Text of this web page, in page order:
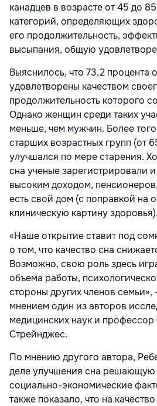
канадцев в возрасте от 45 до 85
категорий, определяющих
его продолжительность,
высыпания, общую
Выяснилось, что 73,2 процента
удовлетворены качеством
продолжительность которого
Однако женщин среди таких
меньше, чем мужчин. Более
старших возрастных групп (от
улучшался по мере старения.
сна ученые зарегистрировали
высоким доходом,
есть свой дом (с поправкой на
клиническую картину здоровья).
«Наше открытие ставит под
о том, что качество сна
Возможно, свою роль здесь
объема работы,
стороны других членов семьи»,
мнением один из авторов
медицинских наук и
Стрейнджес.
По мнению другого автора,
деле улучшения сна решающую
социально-экономические
также показало, что на